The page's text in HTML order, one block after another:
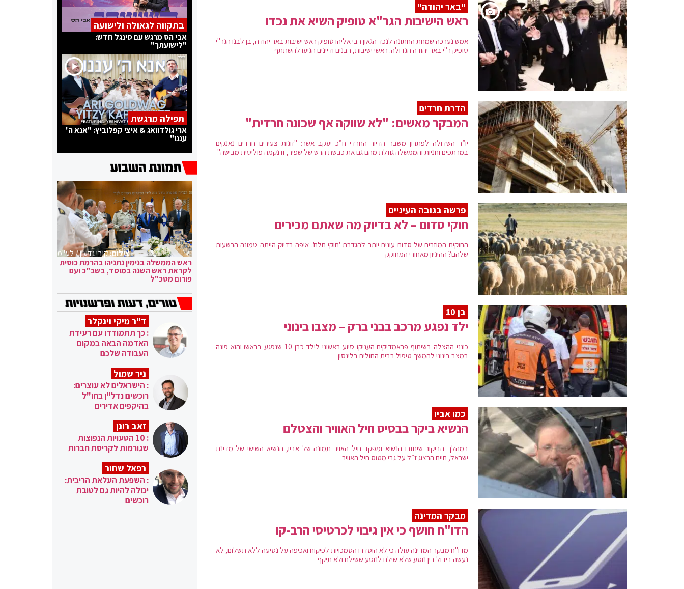
"באר יהודה"
ראש הישיבות הגר"א טופיק השיא את נכדו
אמש נערכה שמחת החתונה לנכד הגאון רבי אליהו טופיק ראש ישיבות באר יהודה, בן לבנו הגר"י
טופיק ר"י באר יהודה הגדולה. ראשי ישיבות, רבנים ודיינים הגיעו להשתתף
הדרת חרדים
המבקר מאשים: "לא שווקה אף שכונה חרדית"
יו”ר השדולה לפתרון משבר הדיור החרדי ח”כ יעקב אשר: "זוגות צעירים חרדים נאנקים
במרתפים וחניות והממשלה גוזלת מהם גם את כבשת הרש של שפיר, זו נקמה פוליטית מבישה"
פרשה בגובה העיניים
חוקי סדום – לא בדיוק מה שאתם מכירים
החוקים המוזרים של סדום עונים יותר להגדרת 'חוקי חלם'. איפה בדיוק הייתה טמונה הרשעות
שלהם? ההיגיון מאחורי המחוקק
בן 10
ילד נפגע מרכב בבני ברק – מצבו בינוני
כונני ההצלה בשיתוף פראמדיקים העניקו סיוע ראשוני לילד כבן 10 שנפגע בראשו והוא פונה
במצב בינוני להמשך טיפול בבית החולים בלינסון
כמו אביו
הנשיא ביקר בבסיס חיל האוויר והצטלם
במהלך הביקור שיחזרו הנשיא ומפקד חיל האויר תמונה של אביו, הנשיא השישי של מדינת
ישראל, חיים הרצוג ז״ל על גבי מטוס חיל האוויר
מבקר המדינה
הדו"ח חושף כי אין גיבוי לכרטיסי הרב-קו
מדו"ח מבקר המדינה עולה כי לא הוסדרו הסמכויות לפיקוח ואכיפה על נסיעה ללא תשלום, לא
נעשה בידול בין נוסע שלא שילם לנוסע ששילם ולא תיקף
בתקווה לגאולה ולישועה
אבי הס מרגש עם סינגל חדש:
"לישועתך"
תפילה מרגשת
ארי גולדוואג & איצי קפלוביץ: "אנא ה'
עננו"
צילום:קובי גדעון / לע"מ
ראש הממשלה בנימין נתניהו בהרמת כוסית
לקראת ראש השנה במוסד, בשב"כ ועם
פורום מטכ"ל
ד"ר מיקי וינקלר
: כך תתמודדו עם רעידת
האדמה הבאה במקום
העבודה שלכם
ניר שמול
: הישראלים לא עוצרים:
רוכשים נדל"ן בחו"ל
בהיקפים אדירים
זאב רונן
: 10 הטעויות הנפוצות
שגורמות לקריסת חברות
רפאל שחור
: השפעת העלאת הריבית:
יכולה להיות גם לטובת
רוכשים